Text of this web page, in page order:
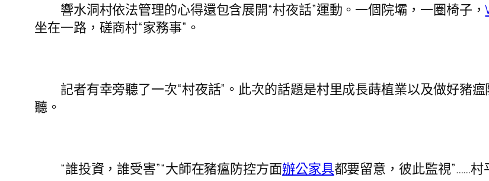
響水洞村依法管理的心得還包含展開“村夜話”運動。一個院壩，一圈椅子，
坐在一路，磋商村“家務事”。
記者有幸旁聽了一次“村夜話”。此次的話題是村里成長蒔植業以及做好豬
聽。
“誰投資，誰受害”“大師在豬瘟防控方面辦公家具都要留意，彼此監視”……